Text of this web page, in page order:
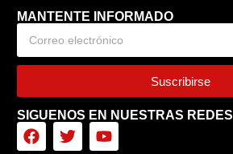
MANTENTE INFORMADO
Suscribirse
SIGUENOS EN NUESTRAS REDES